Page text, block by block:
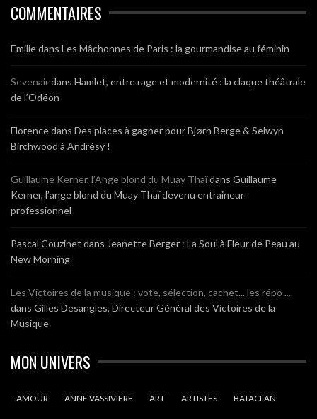
COMMENTAIRES
Emiliedans Les Mâchonnes de Paris : la gourmandise au féminin
Sevenairdans Hamlet, entre rage et modernité : la claque théâtrale
de l’Odéon
Florencedans Des places à gagner pour Bjørn Berge & Selwyn
Birchwood à Andrésy !
Guillaume Kerner, l’Ange blond du Muay Thaïdans Guillaume
Kerner, l’ange blond du Muay Thaï devenu entraineur
professionnel
Pascal Couzinet dans Jeanette Berger : La Soul à Fleur de Peau au
New Morning
Les Victoires de la musique : vote, sélection, cachet... les répo ...
dans Gilles Desangles, Directeur Général des Victoires de la
Musique
MON UNIVERS
AMOUR ANNE VASSIVIERE ART ARTISTES BATACLAN